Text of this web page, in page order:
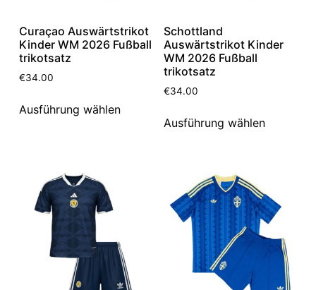
Curaçao Auswärtstrikot
Kinder WM 2026 Fußball
trikotsatz
€34.00
Ausführung wählen
Schottland
Auswärtstrikot Kinder
WM 2026 Fußball
trikotsatz
€34.00
Ausführung wählen